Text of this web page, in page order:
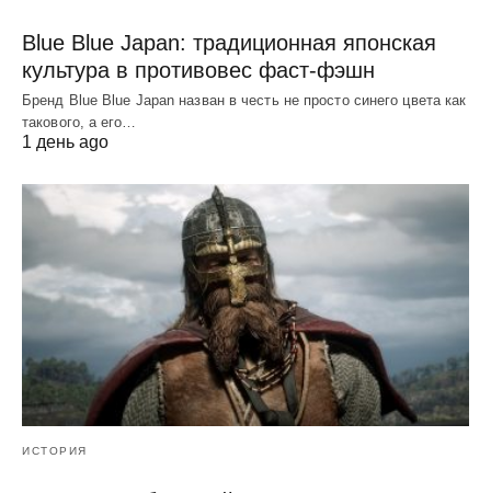
Blue Blue Japan: традиционная японская
культура в противовес фаст-фэшн
Бренд Blue Blue Japan назван в честь не просто синего цвета как
такового, а его…
1 день ago
ИСТОРИЯ